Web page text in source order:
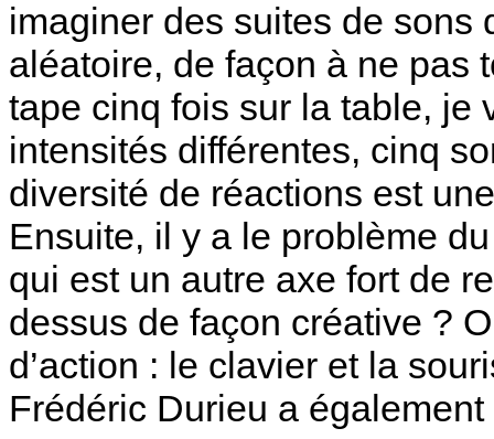
imaginer des suites de sons
aléatoire, de façon à ne pas
tape cinq fois sur la table, je
intensités différentes, cinq
diversité de réactions est
Ensuite, il y a le problème
qui est un autre axe fort de
dessus de façon créative ?
d’action : le clavier et la
Frédéric Durieu a